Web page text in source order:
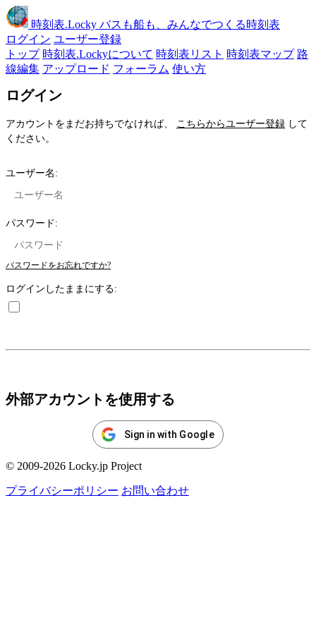
時刻表.Locky バスも船も、みんなでつくる時刻表
ログイン ユーザー登録
トップ 時刻表.Lockyについて 時刻表リスト 時刻表マップ 路
線編集 アップロード フォーラム 使い方
ログイン
アカウントをまだお持ちでなければ、 こちらからユーザー登録 して
ください。
ユーザー名:
パスワード:
パスワードをお忘れですか?
ログインしたままにする:
外部アカウントを使用する
Sign in with Google
© 2009-2026 Locky.jp Project
プライバシーポリシー お問い合わせ